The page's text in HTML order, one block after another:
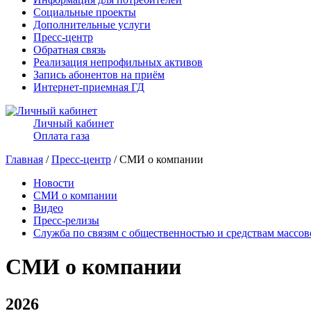
Социальные проекты
Дополнительные услуги
Пресс-центр
Обратная связь
Реализация непрофильных активов
Запись абонентов на приём
Интернет-приемная ГД
Личный кабинет
Оплата газа
Главная /Пресс-центр / СМИ о компании
Новости
СМИ о компании
Видео
Пресс-релизы
Служба по связям с общественностью и средствам
СМИ о компании
2026